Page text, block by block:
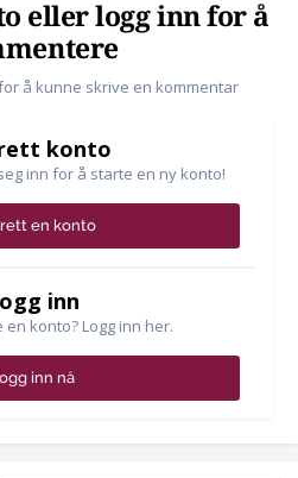
eller logg inn for å
å kunne skrive en kommentar
konto
inn for å starte en ny konto!
en konto
inn
konto? Logg inn her.
inn nå